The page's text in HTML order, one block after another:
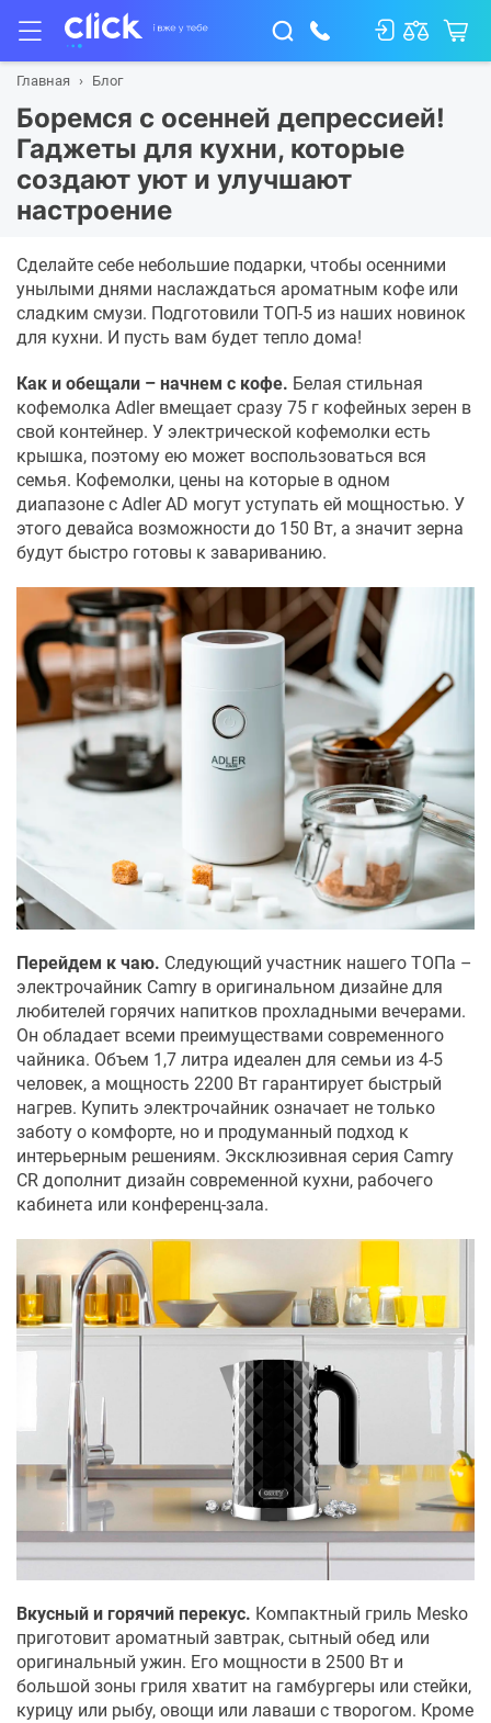
Главная Блог
Боремся с осенней депрессией!
Гаджеты для кухни, которые
создают уют и улучшают
настроение
Сделайте себе небольшие подарки, чтобы осенними
унылыми днями наслаждаться ароматным кофе или
сладким смузи. Подготовили ТОП-5 из наших новинок
для кухни. И пусть вам будет тепло дома!
Как и обещали – начнем с кофе. Белая стильная
кофемолка Adler вмещает сразу 75 г кофейных зерен в
свой контейнер. У электрической кофемолки есть
крышка, поэтому ею может воспользоваться вся
семья. Кофемолки, цены на которые в одном
диапазоне с Adler AD могут уступать ей мощностью. У
этого девайса возможности до 150 Вт, а значит зерна
будут быстро готовы к завариванию.
Перейдем к чаю. Следующий участник нашего ТОПа –
электрочайник Camry в оригинальном дизайне для
любителей горячих напитков прохладными вечерами.
Он обладает всеми преимуществами современного
чайника. Объем 1,7 литра идеален для семьи из 4-5
человек, а мощность 2200 Вт гарантирует быстрый
нагрев. Купить электрочайник означает не только
заботу о комфорте, но и продуманный подход к
интерьерным решениям. Эксклюзивная серия Camry
CR дополнит дизайн современной кухни, рабочего
кабинета или конференц-зала.
Вкусный и горячий перекус. Компактный гриль Mesko
приготовит ароматный завтрак, сытный обед или
оригинальный ужин. Его мощности в 2500 Вт и
большой зоны гриля хватит на гамбургеры или стейки,
курицу или рыбу, овощи или лаваши с творогом. Кроме